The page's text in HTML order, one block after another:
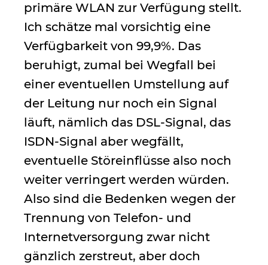
primäre WLAN zur Verfügung stellt.
Ich schätze mal vorsichtig eine
Verfügbarkeit von 99,9%. Das
beruhigt, zumal bei Wegfall bei
einer eventuellen Umstellung auf
der Leitung nur noch ein Signal
läuft, nämlich das DSL-Signal, das
ISDN-Signal aber wegfällt,
eventuelle Störeinflüsse also noch
weiter verringert werden würden.
Also sind die Bedenken wegen der
Trennung von Telefon- und
Internetversorgung zwar nicht
gänzlich zerstreut, aber doch